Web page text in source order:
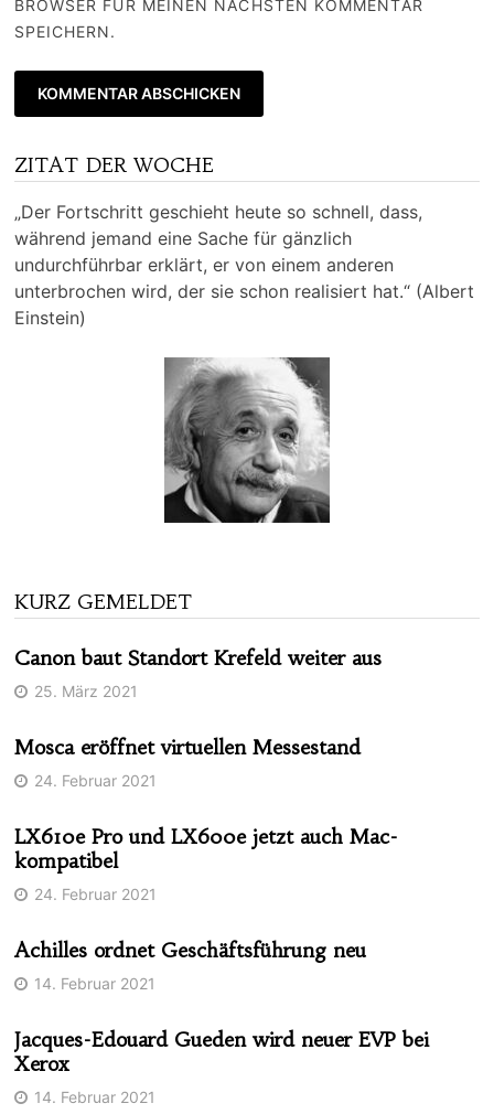
BROWSER FÜR MEINEN NÄCHSTEN KOMMENTAR
SPEICHERN.
ZITAT DER WOCHE
„Der Fortschritt geschieht heute so schnell, dass,
während jemand eine Sache für gänzlich
undurchführbar erklärt, er von einem anderen
unterbrochen wird, der sie schon realisiert hat.“ (Albert
Einstein)
KURZ GEMELDET
Canon baut Standort Krefeld weiter aus
25. März 2021
Mosca eröffnet virtuellen Messestand
24. Februar 2021
LX610e Pro und LX600e jetzt auch Mac-
kompatibel
24. Februar 2021
Achilles ordnet Geschäftsführung neu
14. Februar 2021
Jacques-Edouard Gueden wird neuer EVP bei
Xerox
14. Februar 2021